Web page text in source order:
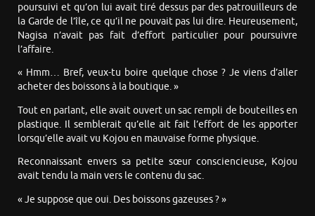
poursuivi et qu’on lui avait tiré dessus par des patrouilleurs de
la Garde de l’île, ce qu’il ne pouvait pas lui dire. Heureusement,
Nagisa n’avait pas fait d’effort particulier pour poursuivre
l’affaire.
« Hmm… Bref, veux-tu boire quelque chose ? Je viens d’aller
acheter des boissons à la boutique. »
Tout en parlant, elle avait ouvert un sac rempli de bouteilles en
plastique. Il semblerait qu’elle ait fait l’effort de les apporter
lorsqu’elle avait vu Kojou en mauvaise forme physique.
Reconnaissant envers sa petite sœur consciencieuse, Kojou
avait tendu la main vers le contenu du sac.
« Je suppose que oui. Des boissons gazeuses ? »